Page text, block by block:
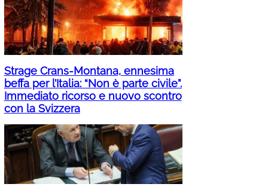
Strage Crans-Montana, ennesima
beffa per l’Italia: “Non è parte civile”.
Immediato ricorso e nuovo scontro
con la Svizzera